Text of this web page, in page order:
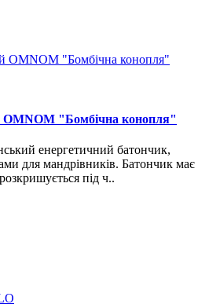
OMNOM "Бомбічна конопля"
енергетичний батончик,
для мандрівників. Батончик має
під ч..